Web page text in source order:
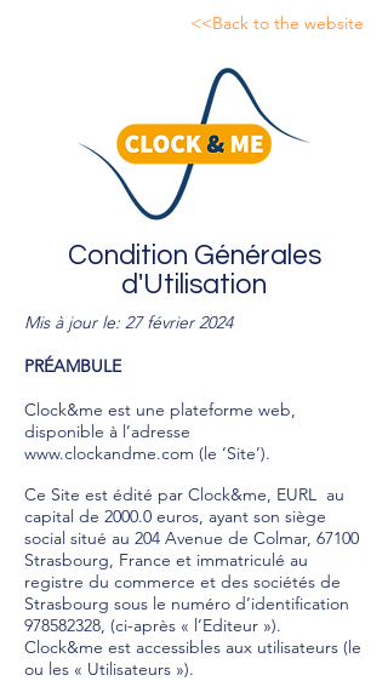
<<Back to the website
Condition Générales
d'Utilisation
Mis à jour le: 27 février 2024
PRÉAMBULE
Clock&me est une plateforme web,
disponible à l’adresse
www.clockandme.com (le ‘Site’).
Ce Site est édité par Clock&me, EURL au
capital de 2000.0 euros, ayant son siège
social situé au 204 Avenue de Colmar, 67100
Strasbourg, France et immatriculé au
registre du commerce et des sociétés de
Strasbourg sous le numéro d’identification
978582328, (ci-après « l’Editeur »).
Clock&me est accessibles aux utilisateurs (le
ou les « Utilisateurs »).